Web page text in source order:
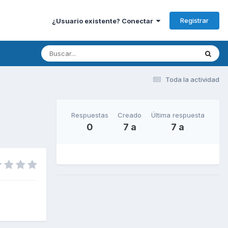
¿Usuario existente? Conectar Registrar
Toda la actividad
Respuestas
0
Creado
7 a
Última respuesta
7 a